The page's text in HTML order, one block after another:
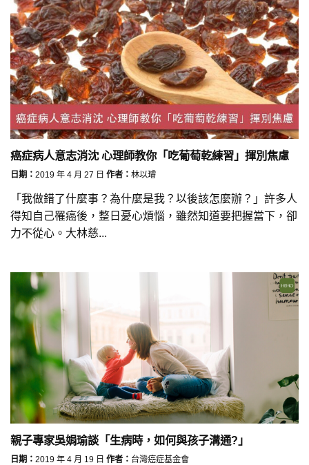
癌症病人意志消沈 心理師教你「吃葡萄乾練習」揮別焦慮
日期： 2019 年 4 月 27 日 作者： 林以璿
「我做錯了什麼事？為什麼是我？以後該怎麼辦？」許多人
得知自己罹癌後，整日憂心煩惱，雖然知道要把握當下，卻
力不從心。大林慈...
親子專家吳娟瑜談「生病時，如何與孩子溝通?」
日期： 2019 年 4 月 19 日 作者： 台灣癌症基金會